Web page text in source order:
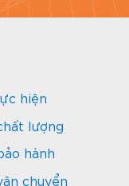
hiện
lượng
hành
chuyển